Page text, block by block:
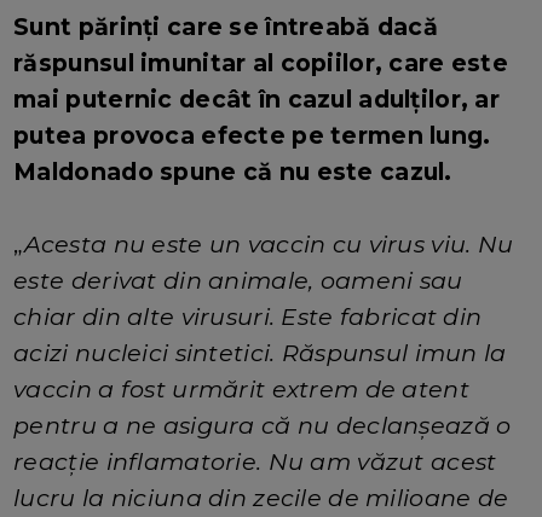
Sunt părinți care se întreabă dacă
răspunsul imunitar al copiilor, care este
mai puternic decât în cazul adulților, ar
putea provoca efecte pe termen lung.
Maldonado spune că nu este cazul.
„Acesta nu este un vaccin cu virus viu. Nu
este derivat din animale, oameni sau
chiar din alte virusuri. Este fabricat din
acizi nucleici sintetici. Răspunsul imun la
vaccin a fost urmărit extrem de atent
pentru a ne asigura că nu declanșează o
reacție inflamatorie. Nu am văzut acest
lucru la niciuna din zecile de milioane de